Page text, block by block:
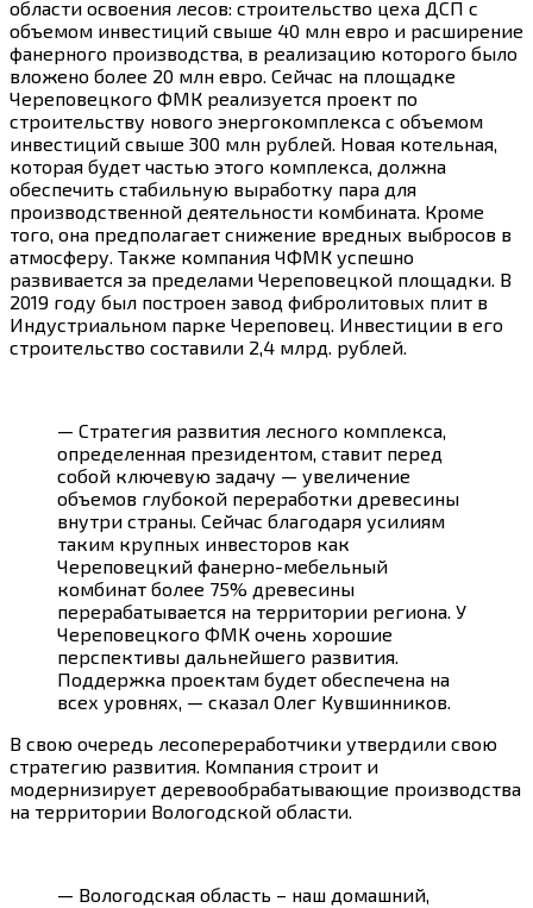
области освоения лесов: строительство цеха ДСП с
объемом инвестиций свыше 40 млн евро и расширение
фанерного производства, в реализацию которого было
вложено более 20 млн евро. Сейчас на площадке
Череповецкого ФМК реализуется проект по
строительству нового энергокомплекса с объемом
инвестиций свыше 300 млн рублей. Новая котельная,
которая будет частью этого комплекса, должна
обеспечить стабильную выработку пара для
производственной деятельности комбината. Кроме
того, она предполагает снижение вредных выбросов в
атмосферу. Также компания ЧФМК успешно
развивается за пределами Череповецкой площадки. В
2019 году был построен завод фибролитовых плит в
Индустриальном парке Череповец. Инвестиции в его
строительство составили 2,4 млрд. рублей.
— Стратегия развития лесного комплекса,
определенная президентом, ставит перед
собой ключевую задачу — увеличение
объемов глубокой переработки древесины
внутри страны. Сейчас благодаря усилиям
таким крупных инвесторов как
Череповецкий фанерно-мебельный
комбинат более 75% древесины
перерабатывается на территории региона. У
Череповецкого ФМК очень хорошие
перспективы дальнейшего развития.
Поддержка проектам будет обеспечена на
всех уровнях, — сказал Олег Кувшинников.
В свою очередь лесопереработчики утвердили свою
стратегию развития. Компания строит и
модернизирует деревообрабатывающие производства
на территории Вологодской области.
— Вологодская область – наш домашний,